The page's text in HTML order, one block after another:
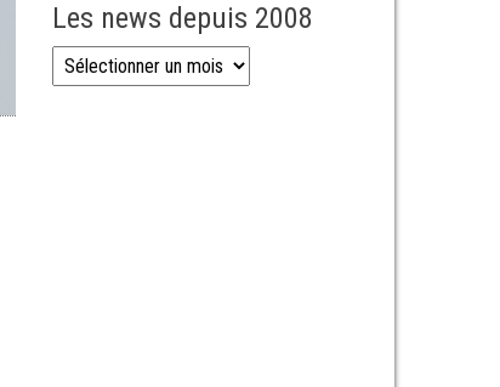
Les news depuis 2008
Les news depuis 2008